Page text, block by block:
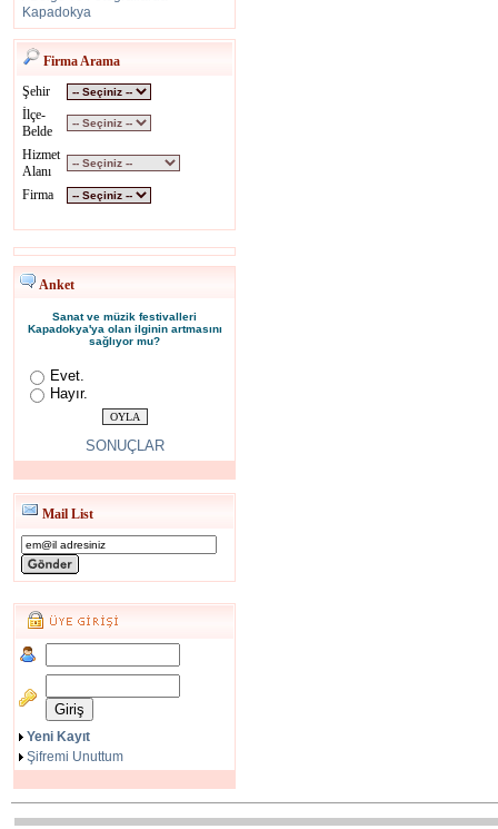
Kapadokya
Firma Arama
Şehir
İlçe-
Belde
Hizmet
Alanı
Firma
Anket
Sanat ve müzik festivalleri
Kapadokya'ya olan ilginin artmasını
sağlıyor mu?
Evet.
Hayır.
SONUÇLAR
Mail List
Yeni Kayıt
Şifremi Unuttum